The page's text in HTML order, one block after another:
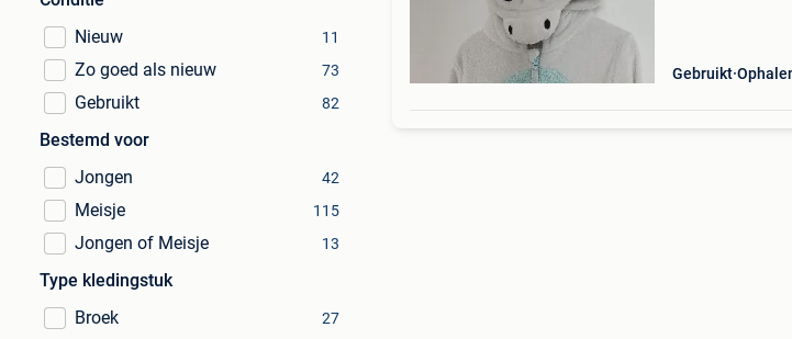
Nieuw
11
Zo goed als nieuw 73
Gebruikt 82
Bestemd voor
Jongen
42
Meisje 115
Jongen of Meisje 13
Type kledingstuk
Broek
27
Gebruikt